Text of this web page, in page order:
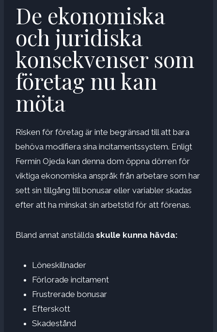
De ekonomiska
och juridiska
konsekvenser som
företag nu kan
möta
Risken för företag är inte begränsad till att bara
behöva modifiera sina incitamentssystem. Enligt
Fermín Ojeda kan denna dom öppna dörren för
viktiga ekonomiska anspråk från arbetare som har
sett sin tillgång till bonusar eller variabler skadas
efter att ha minskat sin arbetstid för att förenas.
Bland annat anställda skulle kunna hävda:
Löneskillnader
Förlorade incitament
Frustrerade bonusar
Efterskott
Skadestånd